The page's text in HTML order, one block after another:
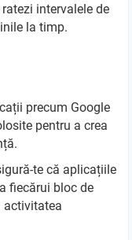
intervalele de
la timp.
precum Google
pentru a crea
te că aplicațiile
fiecărui bloc de
activitatea